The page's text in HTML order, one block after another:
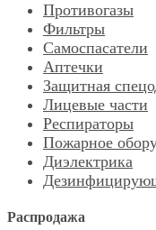
Противогазы
Фильтры
Самоспасатели
Аптечки
Защитная
Лицевые части
Респираторы
Пожарное
Диэлектрика
Распродажа